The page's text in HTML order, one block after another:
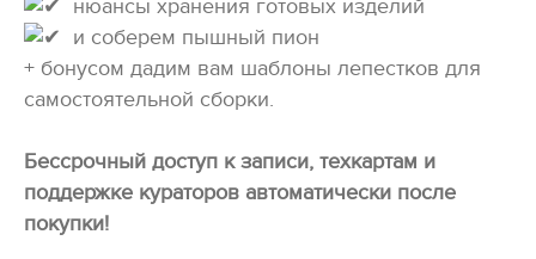
нюансы хранения готовых изделий
и соберем пышный пион
+ бонусом дадим вам шаблоны лепестков для
самостоятельной сборки.
Бессрочный доступ к записи, техкартам и
поддержке кураторов автоматически после
покупки!